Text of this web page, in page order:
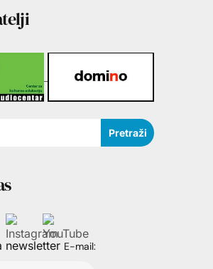
Pretraži
newsletter E-mail: